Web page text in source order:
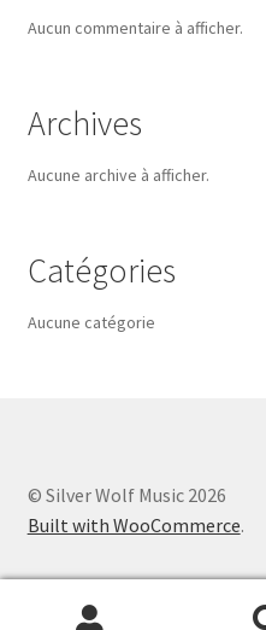
Aucun commentaire à afficher.
Archives
Aucune archive à afficher.
Catégories
Aucune catégorie
© Silver Wolf Music 2026
Built with WooCommerce.